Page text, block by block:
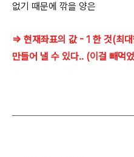
없기 때문에 깎을 양은
=> 현재좌표의 값 - 1 한 것(최
만들어 낼 수 있다.. (이걸 빼먹